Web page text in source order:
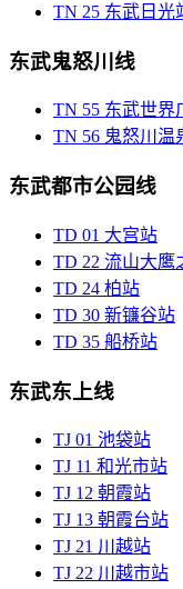
TN 25 东武日光
东武鬼怒川线
TN 55 东武世界
TN 56 鬼怒川温
东武都市公园线
TD 01 大宫站
TD 22 流山大鹰
TD 24 柏站
TD 30 新镰谷站
TD 35 船桥站
东武东上线
TJ 01 池袋站
TJ 11 和光市站
TJ 12 朝霞站
TJ 13 朝霞台站
TJ 21 川越站
TJ 22 川越市站